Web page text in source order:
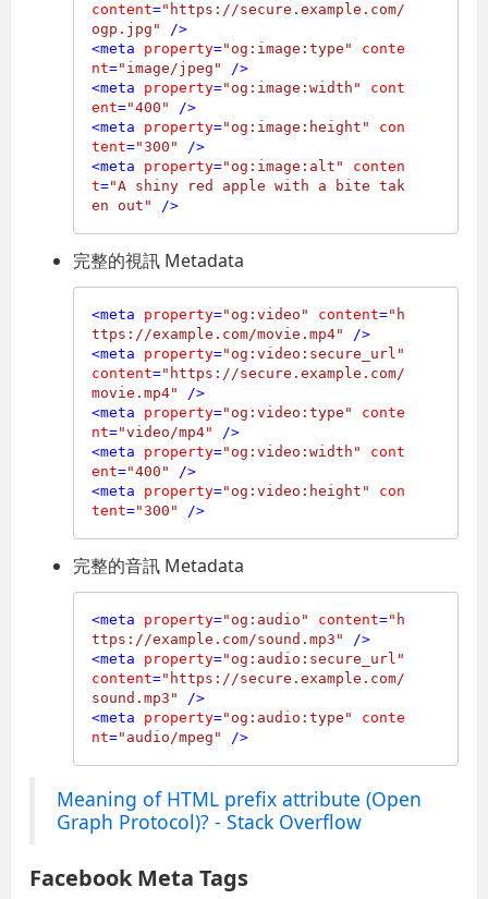
content="https://secure.example.com/
ogp.jpg"
/>
<meta property="og:image:type"
conte
nt="image/jpeg"
/>
<meta property="og:image:width"
cont
ent="400"
/>
<meta property="og:image:height"
con
tent="300"
/>
<meta property="og:image:alt"
conten
t="A shiny red apple with a bite tak
en out"
/>
完整的視訊 Metadata
<meta property="og:video" content="h
ttps://example.com/movie.mp4"
/>
<meta property="og:video:secure_url"
content="https://secure.example.com/
movie.mp4"
/>
<meta property="og:video:type"
conte
nt="video/mp4"
/>
<meta property="og:video:width"
cont
ent="400"
/>
<meta property="og:video:height"
con
tent="300" />
完整的音訊 Metadata
<meta property="og:audio" content="h
ttps://example.com/sound.mp3"
/>
<meta property="og:audio:secure_url"
content="https://secure.example.com/
sound.mp3"
/>
<meta property="og:audio:type"
conte
nt="audio/mpeg" />
Meaning of HTML prefix attribute (Open
Graph Protocol)? - Stack Overflow
Facebook Meta Tags